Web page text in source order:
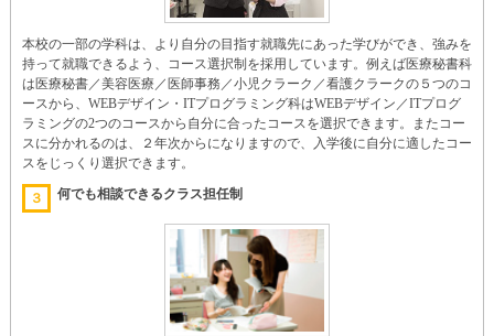
本校の一部の学科は、より自分の目指す就職先にあった学びができ、強みを
持って就職できるよう、コース選択制を採用しています。例えば医療秘書科
は医療秘書／美容医療／医師事務／小児クラーク／看護クラークの５つのコ
ースから、WEBデザイン・ITプログラミング科はWEBデザイン／ITプログ
ラミングの2つのコースから自分に合ったコースを選択できます。またコー
スに分かれるのは、２年次からになりますので、入学後に自分に適したコー
スをじっくり選択できます。
３ 何でも相談できるクラス担任制